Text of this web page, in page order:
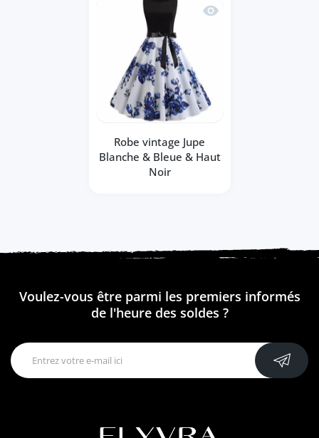
Aperçu rapide Robe
Robe vintage Jupe
Blanche & Bleue & Haut
Noir
Voulez-vous être parmi les premiers informés
de l'heure des soldes ?